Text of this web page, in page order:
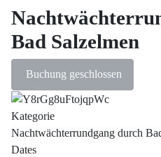
Bad Salzelmen
Buchung geschlossen
Kategorie
Nachtwächterrundgang durch
Dates